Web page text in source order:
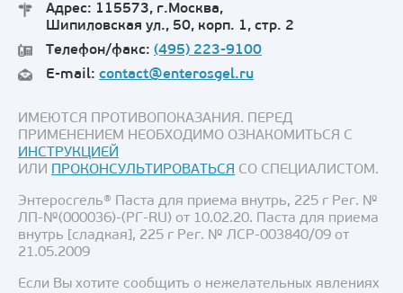
Адрес: 115573, г.Москва,
Шипиловская ул., 50, корп. 1, стр. 2
Телефон/факс: (495) 223-9100
E-mail: contact@enterosgel.ru
ИМЕЮТСЯ ПРОТИВОПОКАЗАНИЯ. ПЕРЕД
ПРИМЕНЕНИЕМ НЕОБХОДИМО ОЗНАКОМИТЬСЯ С
ИНСТРУКЦИЕЙ
ИЛИ ПРОКОНСУЛЬТИРОВАТЬСЯ СО СПЕЦИАЛИСТОМ.
Энтеросгель® Паста для приема внутрь, 225 г Рег. №
ЛП-№(000036)-(РГ-RU) от 10.02.20. Паста для приема
внутрь [сладкая], 225 г Рег. № ЛСР-003840/09 от
21.05.2009
Если Вы хотите сообщить о нежелательных явлениях